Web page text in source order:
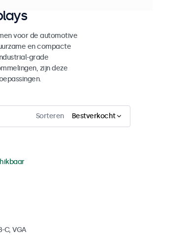
voor de automotive
en compacte
grade
zijn deze
Sorteren Bestverkocht
C, VGA